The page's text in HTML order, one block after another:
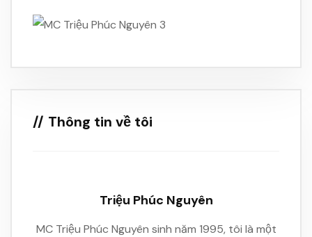
Thông tin về tôi
Triệu Phúc Nguyên
MC Triệu Phúc Nguyên sinh năm 1995, tôi là một